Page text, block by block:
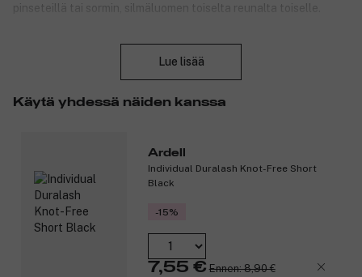
pinseteillä tai sormin, silmäluomen toiselta reunalta toiselle.
Tuotenumero: 3212179
Lue lisää
Käytä yhdessä näiden kanssa
Ardell
Individual Duralash Knot-Free Short
Black
-15%
7,55 € Ennen: 8,90 €